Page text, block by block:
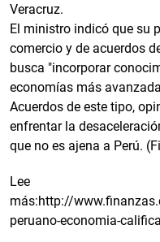
Veracruz.
El ministro indicó que su
comercio y de acuerdos
busca "incorporar
economías más
Acuerdos de este tipo,
enfrentar la
que no es ajena a Perú.
Lee
más:http://
peruano-economia-